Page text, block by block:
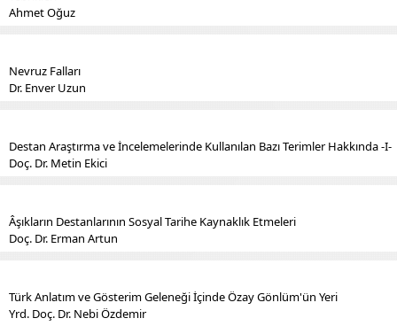
Ahmet Oğuz
Nevruz Falları
Dr. Enver Uzun
Destan Araştırma ve İncelemelerinde Kullanılan Bazı Terimler Hakkında -I-
Doç. Dr. Metin Ekici
Âşıkların Destanlarının Sosyal Tarihe Kaynaklık Etmeleri
Doç. Dr. Erman Artun
Türk Anlatım ve Gösterim Geleneği İçinde Özay Gönlüm'ün Yeri
Yrd. Doç. Dr. Nebi Özdemir